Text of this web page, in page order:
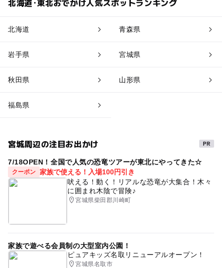
北海道･東北おでかけ人気スポットランキング
北海道 青森県
岩手県 宮城県
秋田県 山形県
福島県
宮城周辺の注目お出かけ
7/18OPEN！全国で人気の恐竜ツアーが東北にやってきた☆
クーポン 家族で使える！入場100円引き
吠える！動く！リアルな恐竜が大集合！木々
に囲まれ木陰で冒険♪
宮城県柴田郡川崎町
家族で遊べる会員制の大型室内公園！
ピュアキッズ名取リニューアルオープン！
宮城県名取市